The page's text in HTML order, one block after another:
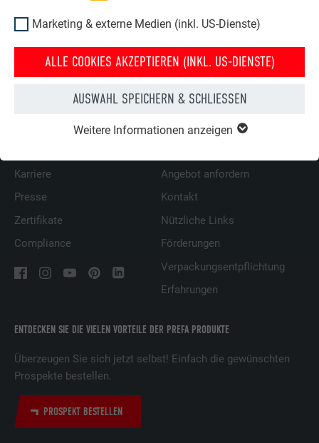
Marketing & externe Medien (inkl. US-Dienste)
ALLE COOKIES AKZEPTIEREN (INKL. US-DIENSTE)
AUSWAHL SPEICHERN & SCHLIESSEN
Weitere Informationen anzeigen
ZURÜCK
ENTDECKEN SIE DIE VIELEN VORTEILE DER PREFA PRODUKTE
Überzeugen Sie sich jetzt selbst! Einfach die gewünschten
Prospekte bestellen.
PROSPEKT BESTELLEN
Karriere
Presse
Zertifikate
Compliance
WIR HELFEN IHNEN
Fragen & Antworten
Angebot anfordern
Kontakt
Nützliche Links
Förderungen
Verpackungsentpflichtung
Erfahrungen